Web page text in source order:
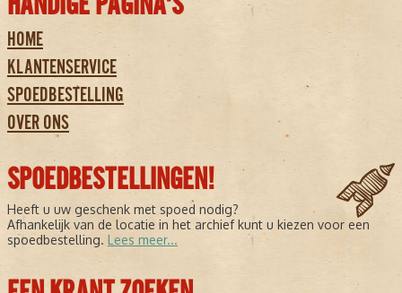
HOME
KLANTENSERVICE
SPOEDBESTELLING
OVER ONS
SPOEDBESTELLINGEN!
Heeft u uw geschenk met spoed nodig?
Afhankelijk van de locatie in het archief kunt u kiezen voor een
spoedbestelling. Lees meer...